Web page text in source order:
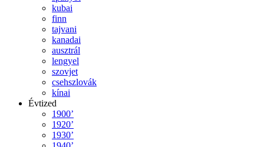
kubai
finn
tajvani
kanadai
ausztrál
lengyel
szovjet
csehszlovák
kínai
Évtized
1900’
1920’
1930’